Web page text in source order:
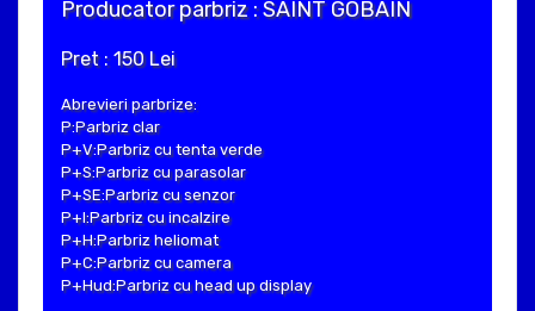
Producator parbriz : SAINT GOBAIN
Pret : 150 Lei
Abrevieri parbrize:
P:Parbriz clar
P+V:Parbriz cu tenta verde
P+S:Parbriz cu parasolar
P+SE:Parbriz cu senzor
P+I:Parbriz cu incalzire
P+H:Parbriz heliomat
P+C:Parbriz cu camera
P+Hud:Parbriz cu head up display